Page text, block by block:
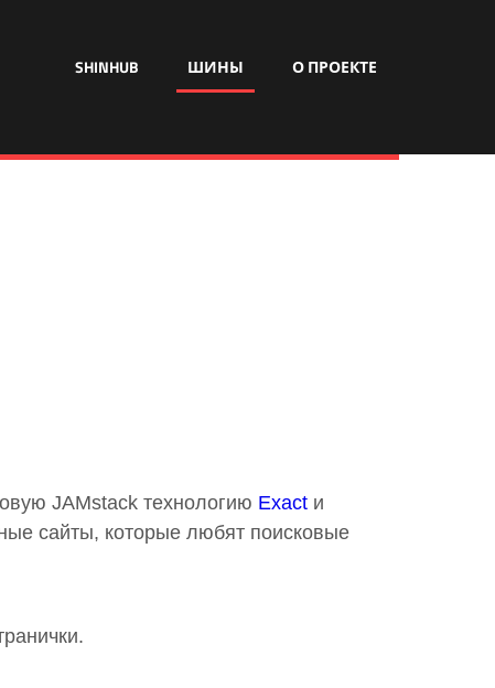
SHINHUB ШИНЫ О ПРОЕКТЕ
JAMstack технологию Exact и
сайты, которые любят поисковые